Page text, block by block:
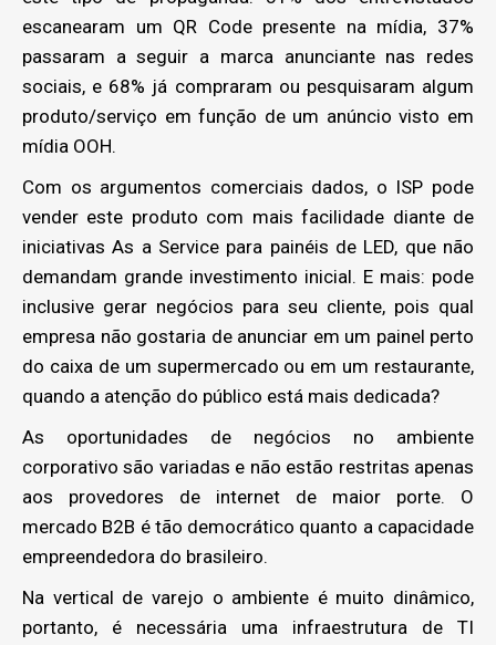
escanearam um QR Code presente na mídia, 37%
passaram a seguir a marca anunciante nas redes
sociais, e 68% já compraram ou pesquisaram algum
produto/serviço em função de um anúncio visto em
mídia OOH.
Com os argumentos comerciais dados, o ISP pode
vender este produto com mais facilidade diante de
iniciativas As a Service para painéis de LED, que não
demandam grande investimento inicial. E mais: pode
inclusive gerar negócios para seu cliente, pois qual
empresa não gostaria de anunciar em um painel perto
do caixa de um supermercado ou em um restaurante,
quando a atenção do público está mais dedicada?
As oportunidades de negócios no ambiente
corporativo são variadas e não estão restritas apenas
aos provedores de internet de maior porte. O
mercado B2B é tão democrático quanto a capacidade
empreendedora do brasileiro.
Na vertical de varejo o ambiente é muito dinâmico,
portanto, é necessária uma infraestrutura de TI